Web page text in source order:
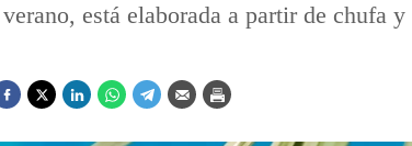
está elaborada a partir de chufa